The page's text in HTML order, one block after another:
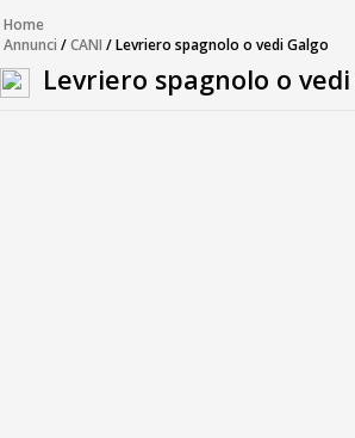
Home
Annunci /CANI / Levriero spagnolo o vedi Galgo
Levriero spagnolo o vedi